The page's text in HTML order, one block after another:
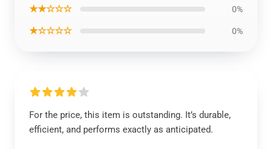
★★☆☆☆ 0%
★☆☆☆☆ 0%
For the price, this item is outstanding. It’s durable,
efficient, and performs exactly as anticipated.